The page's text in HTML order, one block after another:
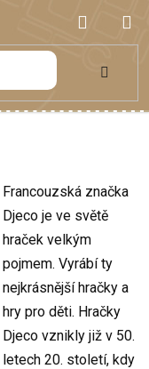
KOŠÍK
Francouzská značka
Djeco je ve světě
hraček velkým
pojmem. Vyrábí ty
nejkrásnější hračky a
hry pro děti. Hračky
Djeco vznikly již v 50.
letech 20. století, kdy